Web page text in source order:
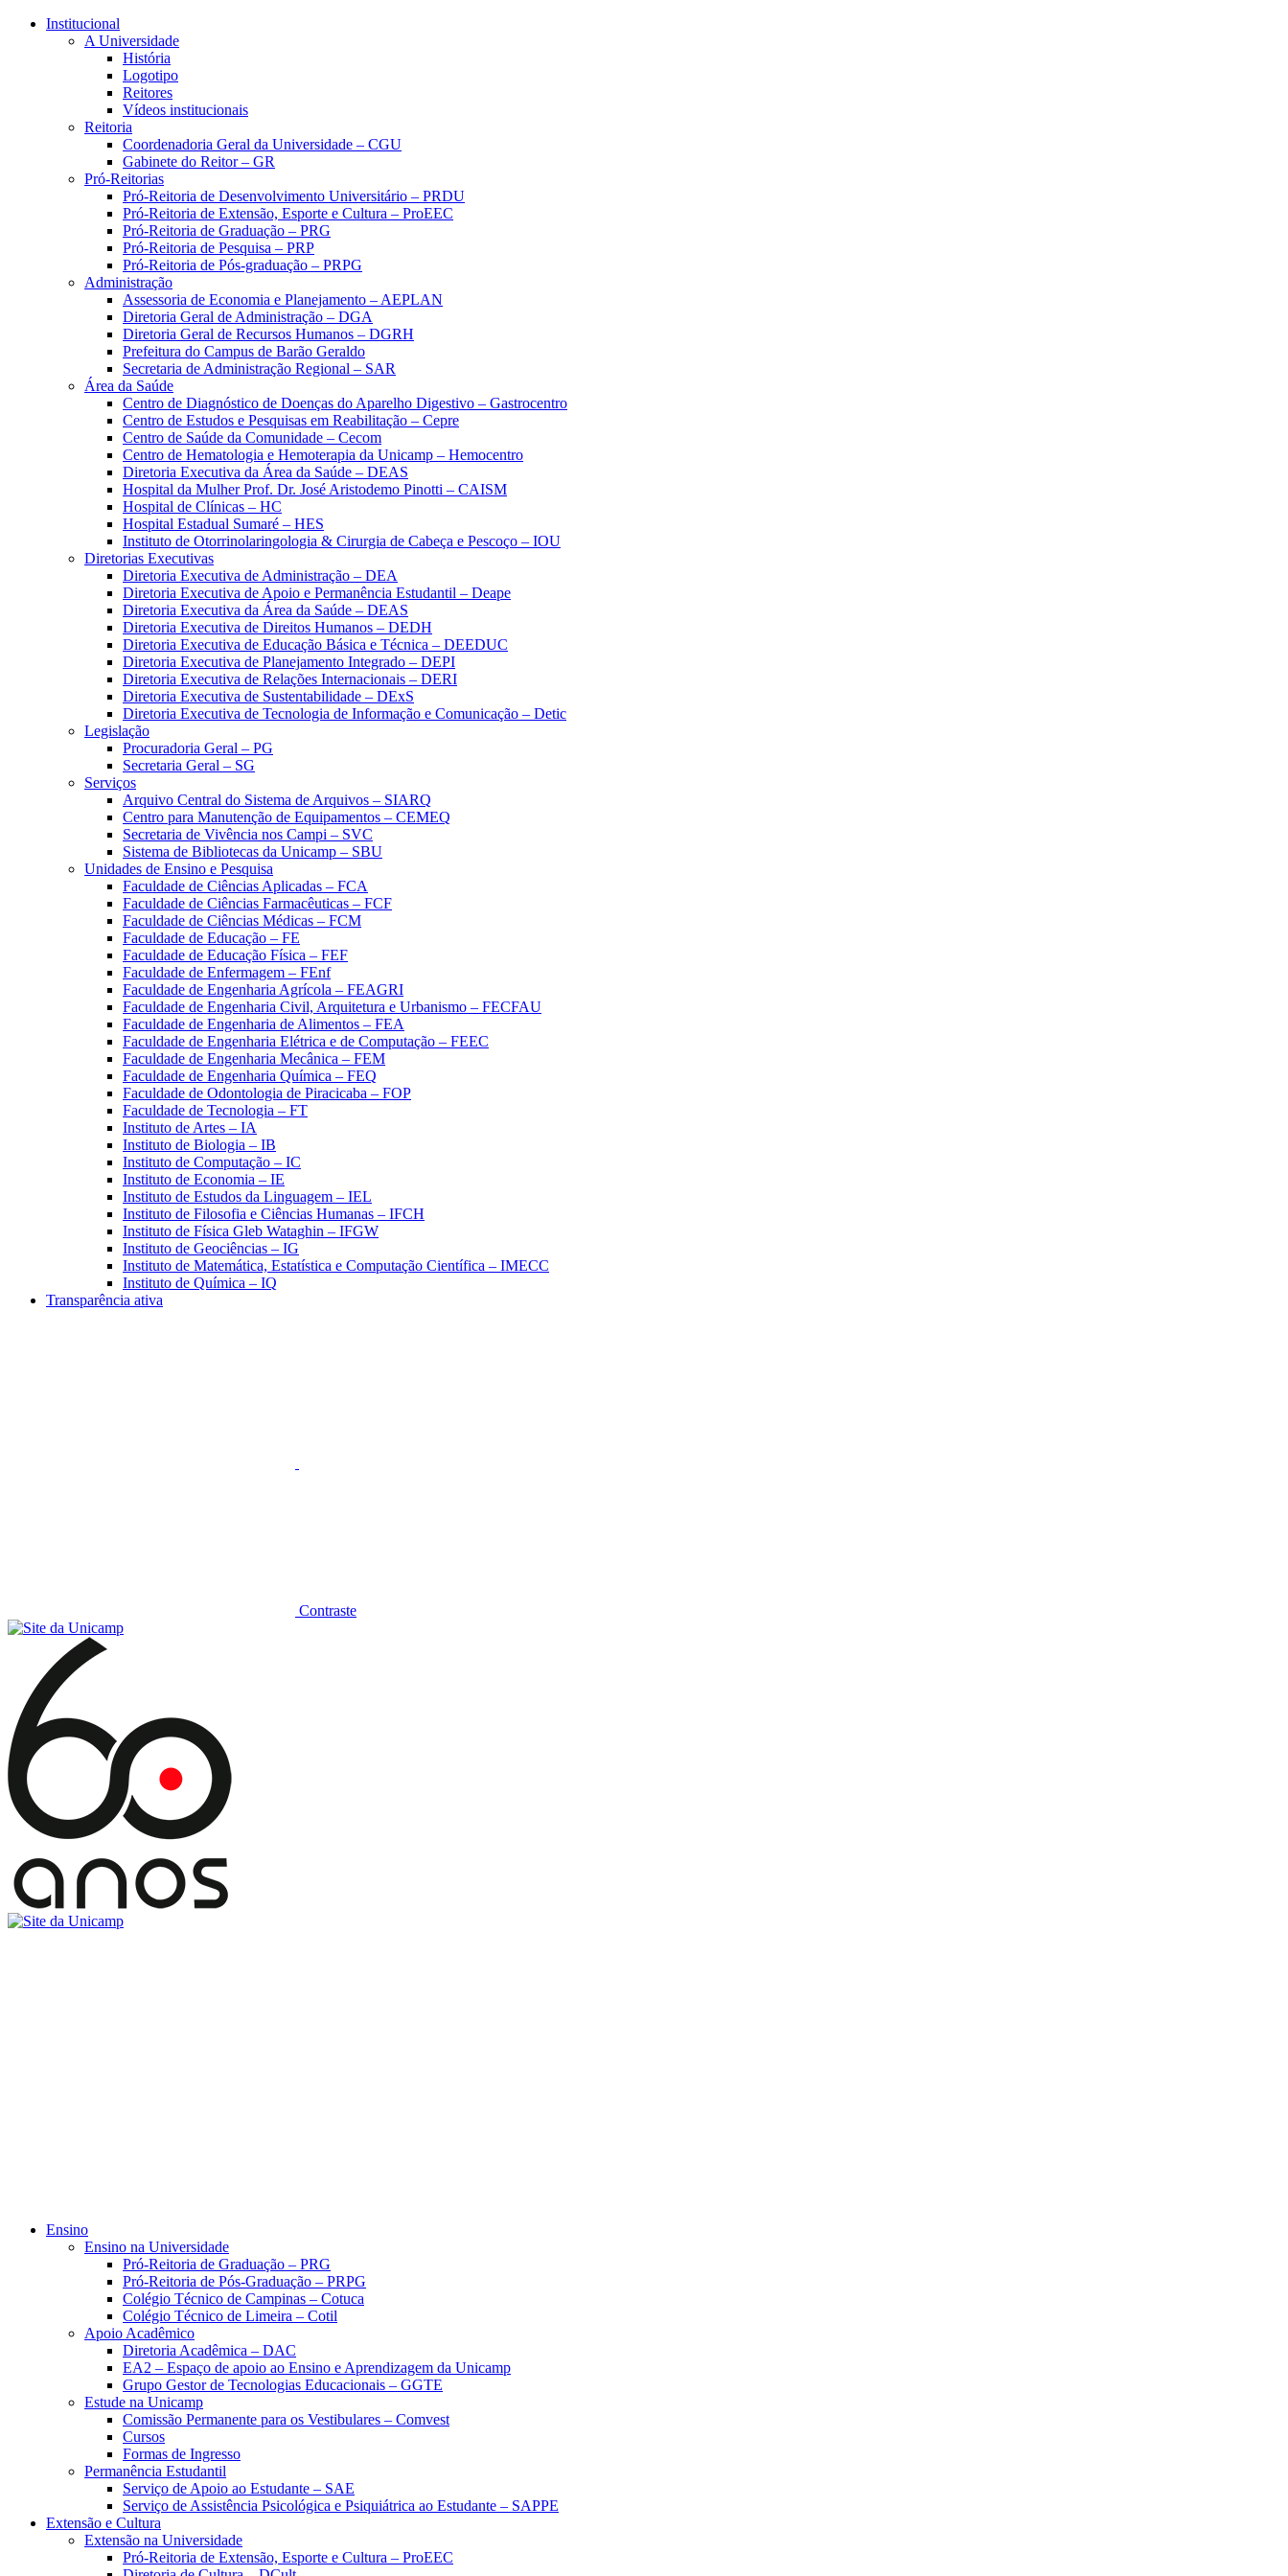
Conteúdo principal
Institucional
A Universidade
História
Logotipo
Reitores
Vídeos institucionais
Reitoria
Coordenadoria Geral da Universidade – CGU
Gabinete do Reitor – GR
Pró-Reitorias
Pró-Reitoria de Desenvolvimento Universitário – PRDU
Pró-Reitoria de Extensão, Esporte e Cultura – ProEEC
Pró-Reitoria de Graduação – PRG
Pró-Reitoria de Pesquisa – PRP
Pró-Reitoria de Pós-graduação – PRPG
Administração
Assessoria de Economia e Planejamento – AEPLAN
Diretoria Geral de Administração – DGA
Diretoria Geral de Recursos Humanos – DGRH
Prefeitura do Campus de Barão Geraldo
Secretaria de Administração Regional – SAR
Área da Saúde
Centro de Diagnóstico de Doenças do Aparelho Digestivo – Gastrocentro
Centro de Estudos e Pesquisas em Reabilitação – Cepre
Centro de Saúde da Comunidade – Cecom
Centro de Hematologia e Hemoterapia da Unicamp – Hemocentro
Diretoria Executiva da Área da Saúde – DEAS
Hospital da Mulher Prof. Dr. José Aristodemo Pinotti – CAISM
Hospital de Clínicas – HC
Hospital Estadual Sumaré – HES
Instituto de Otorrinolaringologia & Cirurgia de Cabeça e Pescoço – IOU
Diretorias Executivas
Diretoria Executiva de Administração – DEA
Diretoria Executiva de Apoio e Permanência Estudantil – Deape
Diretoria Executiva da Área da Saúde – DEAS
Diretoria Executiva de Direitos Humanos – DEDH
Diretoria Executiva de Educação Básica e Técnica – DEEDUC
Diretoria Executiva de Planejamento Integrado – DEPI
Diretoria Executiva de Relações Internacionais – DERI
Diretoria Executiva de Sustentabilidade – DExS
Diretoria Executiva de Tecnologia de Informação e Comunicação – Detic
Legislação
Procuradoria Geral – PG
Secretaria Geral – SG
Serviços
Arquivo Central do Sistema de Arquivos – SIARQ
Centro para Manutenção de Equipamentos – CEMEQ
Secretaria de Vivência nos Campi – SVC
Sistema de Bibliotecas da Unicamp – SBU
Unidades de Ensino e Pesquisa
Faculdade de Ciências Aplicadas – FCA
Faculdade de Ciências Farmacêuticas – FCF
Faculdade de Ciências Médicas – FCM
Faculdade de Educação – FE
Faculdade de Educação Física – FEF
Faculdade de Enfermagem – FEnf
Faculdade de Engenharia Agrícola – FEAGRI
Faculdade de Engenharia Civil, Arquitetura e Urbanismo – FECFAU
Faculdade de Engenharia de Alimentos – FEA
Faculdade de Engenharia Elétrica e de Computação – FEEC
Faculdade de Engenharia Mecânica – FEM
Faculdade de Engenharia Química – FEQ
Faculdade de Odontologia de Piracicaba – FOP
Faculdade de Tecnologia – FT
Instituto de Artes – IA
Instituto de Biologia – IB
Instituto de Computação – IC
Instituto de Economia – IE
Instituto de Estudos da Linguagem – IEL
Instituto de Filosofia e Ciências Humanas – IFCH
Instituto de Física Gleb Wataghin – IFGW
Instituto de Geociências – IG
Instituto de Matemática, Estatística e Computação Científica – IMECC
Instituto de Química – IQ
Transparência ativa
Contraste
Ensino
Ensino na Universidade
Pró-Reitoria de Graduação – PRG
Pró-Reitoria de Pós-Graduação – PRPG
Colégio Técnico de Campinas – Cotuca
Colégio Técnico de Limeira – Cotil
Apoio Acadêmico
Diretoria Acadêmica – DAC
EA2 – Espaço de apoio ao Ensino e Aprendizagem da Unicamp
Grupo Gestor de Tecnologias Educacionais – GGTE
Estude na Unicamp
Comissão Permanente para os Vestibulares – Comvest
Cursos
Formas de Ingresso
Permanência Estudantil
Serviço de Apoio ao Estudante – SAE
Serviço de Assistência Psicológica e Psiquiátrica ao Estudante – SAPPE
Extensão e Cultura
Extensão na Universidade
Pró-Reitoria de Extensão, Esporte e Cultura – ProEEC